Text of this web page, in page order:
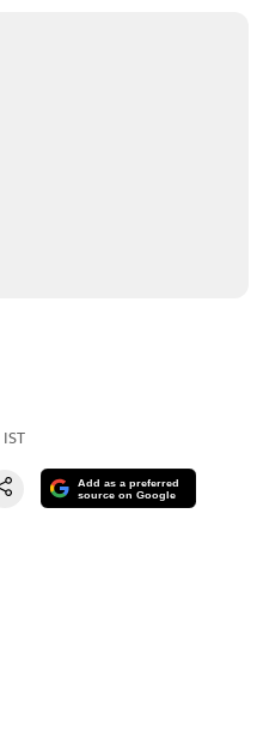
IST
Add as a preferred
source on Google